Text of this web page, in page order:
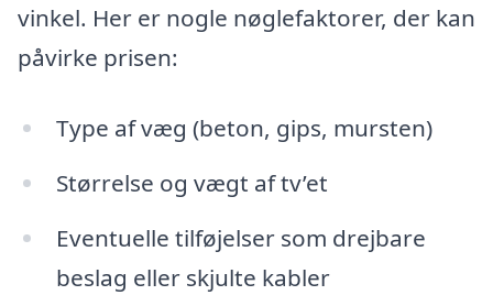
vinkel. Her er nogle nøglefaktorer, der kan
påvirke prisen:
Type af væg (beton, gips, mursten)
Størrelse og vægt af tv’et
Eventuelle tilføjelser som drejbare
beslag eller skjulte kabler